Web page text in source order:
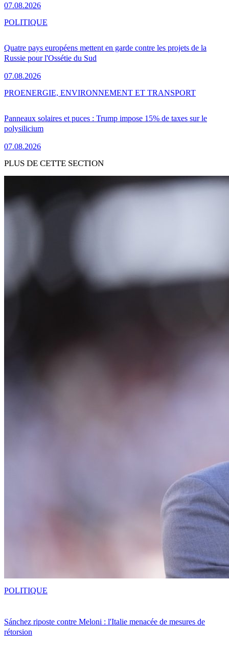
07.08.2026
Quatre pays européens mettent en garde contre les projets de la
Russie pour l'Ossétie du Sud
07.08.2026
POLITIQUE
Panneaux solaires et puces : Trump impose 15% de taxes sur le
polysilicium
07.08.2026
PROENERGIE, ENVIRONNEMENT ET TRANSPORT
PLUS DE CETTE SECTION
Sánchez riposte contre Meloni : l'Italie menacée de mesures de
rétorsion
POLITIQUE